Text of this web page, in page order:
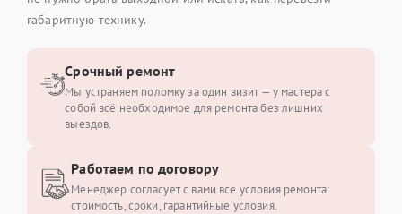
габаритную технику.
Срочный ремонт
Мы устраняем поломку за один визит — у мастера с
собой всё необходимое для ремонта без лишних
выездов.
Работаем по договору
Менеджер согласует с вами все условия ремонта:
стоимость, сроки, гарантийные условия.